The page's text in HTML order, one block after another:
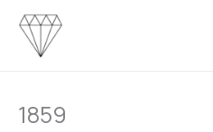
Skip
content
1859